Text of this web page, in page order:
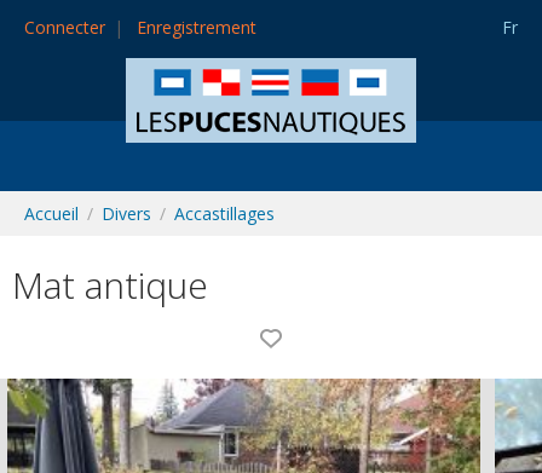
Connecter Enregistrement Fr
Accueil Divers Accastillages
Mat antique